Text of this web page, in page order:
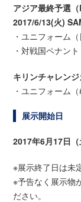
アジア最終予選
2017/6/13(火)
・ユニフォーム
・対戦国ペナント
キリンチャレン
・ユニフォーム
展示開始日
2017年6月17日（
※展示終了日は未
※予告なく展示物
ださい。